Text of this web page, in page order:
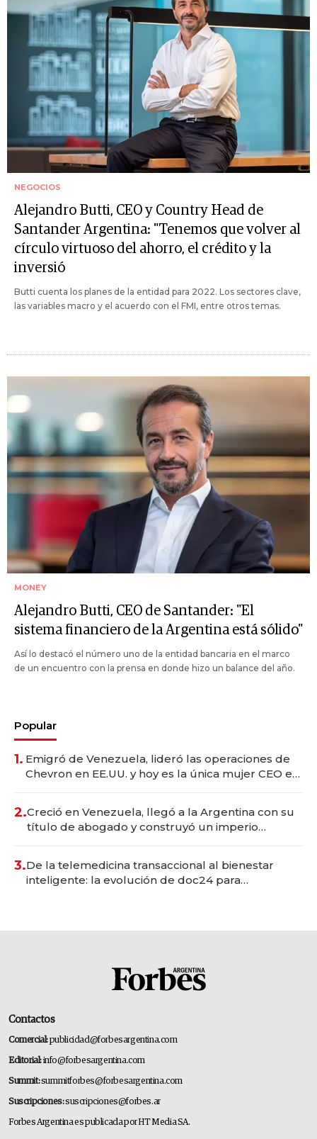
NEGOCIOS
Alejandro Butti, CEO y Country Head de
Santander Argentina: "Tenemos que volver al
círculo virtuoso del ahorro, el crédito y la
inversió
Butti cuenta los planes de la entidad para 2022. Los sectores clave,
las variables macro y el acuerdo con el FMI, entre otros temas.
MONEY
Alejandro Butti, CEO de Santander: "El
sistema financiero de la Argentina está sólido"
Así lo destacó el número uno de la entidad bancaria en el marco
de un encuentro con la prensa en donde hizo un balance del año.
Popular
1. Emigró de Venezuela, lideró las operaciones de
Chevron en EE.UU. y hoy es la única mujer CEO en
2.Creció en Venezuela, llegó a la Argentina con su
título de abogado y construyó un imperio
3.De la telemedicina transaccional al bienestar
inteligente: la evolución de doc24 para
Contactos
Comercial:publicidad@forbesargentina.com
Editorial:info@forbesargentina.com
Summit:summitforbes@forbesargentina.com
Suscripciones:suscripciones@forbes.ar
Forbes Argentina es publicada por HT Media SA.